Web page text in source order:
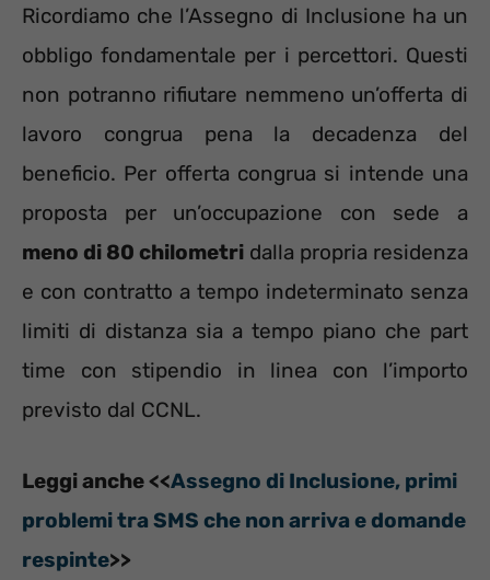
Ricordiamo che l’Assegno di Inclusione ha un
obbligo fondamentale per i percettori. Questi
non potranno rifiutare nemmeno un’offerta di
lavoro congrua pena la decadenza del
beneficio. Per offerta congrua si intende una
proposta per un’occupazione con sede a
meno di 80 chilometri dalla propria residenza
e con contratto a tempo indeterminato senza
limiti di distanza sia a tempo piano che part
time con stipendio in linea con l’importo
previsto dal CCNL.
Leggi anche <<Assegno di Inclusione, primi
problemi tra SMS che non arriva e domande
respinte>>